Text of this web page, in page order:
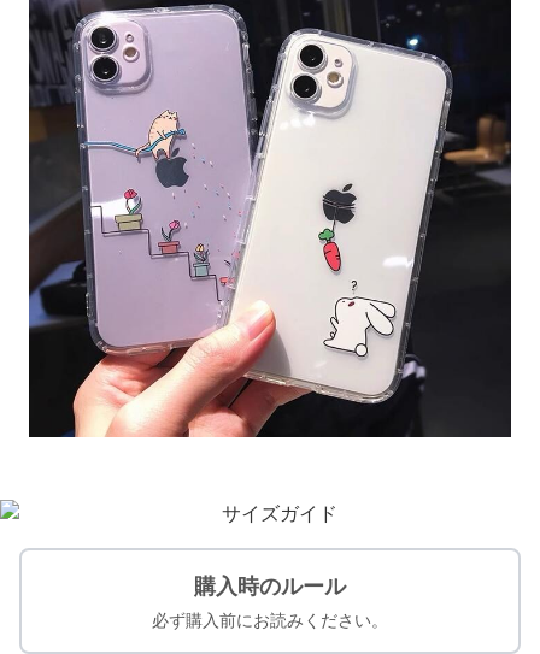
購入時のルール
必ず購入前にお読みください。